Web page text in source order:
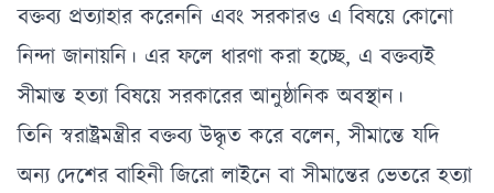
বক্তব্য প্রত্যাহার করেননি এবং সরকারও এ বিষয়ে কোনো
নিন্দা জানায়নি। এর ফলে ধারণা করা হচ্ছে, এ বক্তব্যই
সীমান্ত হত্যা বিষয়ে সরকারের আনুষ্ঠানিক অবস্থান।
তিনি স্বরাষ্ট্রমন্ত্রীর বক্তব্য উদ্ধৃত করে বলেন, সীমান্তে যদি
অন্য দেশের বাহিনী জিরো লাইনে বা সীমান্তের ভেতরে হত্যা